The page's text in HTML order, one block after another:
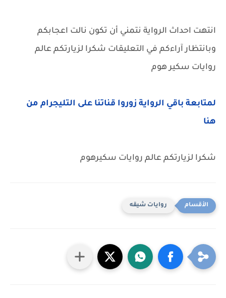
انتهت احداث الرواية نتمني أن تكون نالت اعجابكم
وبانتظار آراءكم في التعليقات شكرا لزيارتكم عالم
روايات سكير هوم
لمتابعة باقي الرواية زوروا قناتنا على التليجرام من
هنا
شكرا لزيارتكم عالم روايات سكيرهوم
روايات شيقه